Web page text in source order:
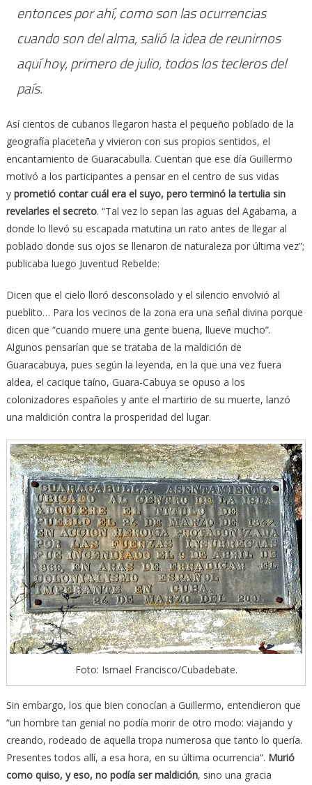
entonces por ahí, como son las ocurrencias
cuando son del alma, salió la idea de reunirnos
aquí hoy, primero de julio, todos los tecleros del
país.
Así cientos de cubanos llegaron hasta el pequeño poblado de la
geografía placeteña y vivieron con sus propios sentidos, el
encantamiento de Guaracabulla. Cuentan que ese día Guillermo
motivó a los participantes a pensar en el centro de sus vidas
y prometió contar cuál era el suyo, pero terminó la tertulia sin
revelarles el secreto. “Tal vez lo sepan las aguas del Agabama, a
donde lo llevó su escapada matutina un rato antes de llegar al
poblado donde sus ojos se llenaron de naturaleza por última vez”;
publicaba luego Juventud Rebelde:
Dicen que el cielo lloró desconsolado y el silencio envolvió al
pueblito… Para los vecinos de la zona era una señal divina porque
dicen que “cuando muere una gente buena, llueve mucho”.
Algunos pensarían que se trataba de la maldición de
Guaracabuya, pues según la leyenda, en la que una vez fuera
aldea, el cacique taíno, Guara-Cabuya se opuso a los
colonizadores españoles y ante el martirio de su muerte, lanzó
una maldición contra la prosperidad del lugar.
Foto: Ismael Francisco/Cubadebate.
Sin embargo, los que bien conocían a Guillermo, entendieron que
“un hombre tan genial no podía morir de otro modo: viajando y
creando, rodeado de aquella tropa numerosa que tanto lo quería.
Presentes todos allí, a esa hora, en su última ocurrencia”. Murió
como quiso, y eso, no podía ser maldición, sino una gracia